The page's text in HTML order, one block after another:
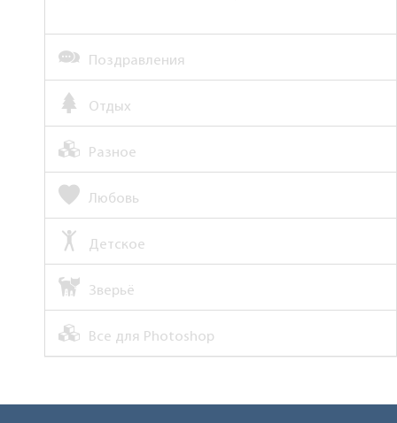
Поздравления
Отдых
Разное
Любовь
Детское
Зверьё
Все для Photoshop